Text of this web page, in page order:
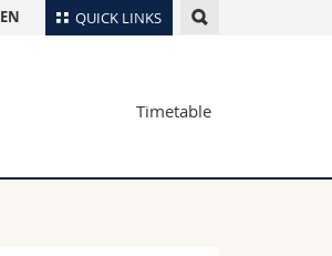
QUICK LINKS
Maps/Orientation
Webmail
EN
Timetable